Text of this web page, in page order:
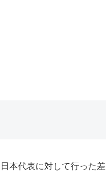
本代表に対して行った